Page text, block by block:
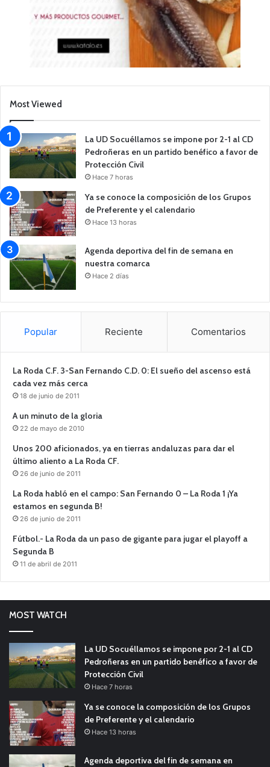
Most Viewed
La UD Socuéllamos se impone por 2-1 al CD
Pedroñeras en un partido benéfico a favor de
Protección Civil
Hace 7 horas
Ya se conoce la composición de los Grupos
de Preferente y el calendario
Hace 13 horas
Agenda deportiva del fin de semana en
nuestra comarca
Hace 2 días
Popular Reciente Comentarios
La Roda C.F. 3-San Fernando C.D. 0: El sueño del ascenso está
cada vez más cerca
18 de junio de 2011
A un minuto de la gloria
22 de mayo de 2010
Unos 200 aficionados, ya en tierras andaluzas para dar el
último aliento a La Roda CF.
26 de junio de 2011
La Roda habló en el campo: San Fernando 0 – La Roda 1 ¡Ya
estamos en segunda B!
26 de junio de 2011
Fútbol.- La Roda da un paso de gigante para jugar el playoff a
Segunda B
11 de abril de 2011
MOST WATCH
La UD Socuéllamos se impone por 2-1 al CD
Pedroñeras en un partido benéfico a favor de
Protección Civil
Hace 7 horas
Ya se conoce la composición de los Grupos
de Preferente y el calendario
Hace 13 horas
Agenda deportiva del fin de semana en